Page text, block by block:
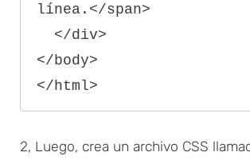
línea.</span>
</body>
2, Luego, crea un archivo CSS